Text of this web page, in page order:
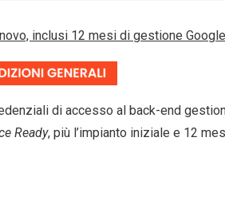
inclusi 12 mesi di gestione
di accesso al back-end
Ready, più l’impianto iniziale e 12